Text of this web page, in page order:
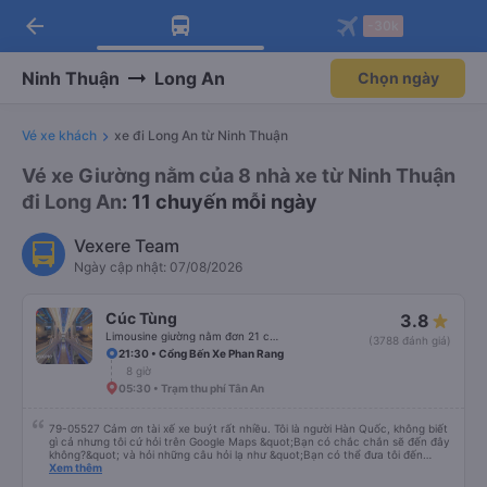
Tải app Vexere ngay!
Nhận ưu đãi thành viên độc
Mở app
Tải app Vexere
-30k/ghế khi đặt vé máy bay qua
Mở app
arrow_back
Ninh Thuận Long An Chọn ngày
Vé xe khách xe đi Long An từ Ninh Thuận
Vé xe Giường nằm của 8 nhà xe từ Ninh Thuận
đi Long An: 11 chuyến mỗi ngày
Vexere Team
Ngày cập nhật: 07/08/2026
Cúc Tùng 3.8
(3788 đánh giá)
21:30 • Cổng Bến Xe Phan Rang
8 giờ
05:30 • Trạm thu phí Tân An
79-05527 Cảm ơn tài xế xe buýt rất nhiều. Tôi là người Hàn Quốc, không biết
gì cả nhưng tôi cứ hỏi trên Google Maps &quot;Bạn có chắc chắn sẽ đến đây
không?&quot; và hỏi những câu hỏi lạ như &quot;Bạn có thể đưa tôi đến
khách sạn của chúng tôi không?&quot; Nhưng tài xế đã quan tâm. của mọi
Xem thêm